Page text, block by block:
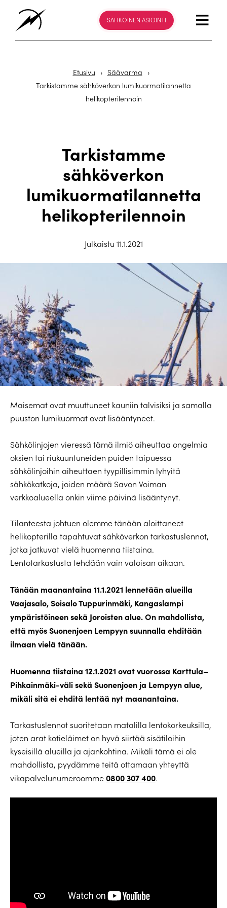
SÄHKÖINEN ASIOINTI
Etusivu › Säävarma
›
Tarkistamme sähköverkon lumikuormatilannetta
helikopterilennoin
Tarkistamme
sähköverkon
lumikuormatilannetta
helikopterilennoin
Julkaistu 11.1.2021
Maisemat ovat muuttuneet kauniin talvisiksi ja samalla
puuston lumikuormat ovat lisääntyneet.
Sähkölinjojen vieressä tämä ilmiö aiheuttaa ongelmia
oksien tai riukuuntuneiden puiden taipuessa
sähkölinjoihin aiheuttaen tyypillisimmin lyhyitä
sähkökatkoja, joiden määrä Savon Voiman
verkkoalueella onkin viime päivinä lisääntynyt.
Tilanteesta johtuen olemme tänään aloittaneet
helikopterilla tapahtuvat sähköverkon tarkastuslennot,
jotka jatkuvat vielä huomenna tiistaina.
Lentotarkastusta tehdään vain valoisan aikaan.
Tänään maanantaina 11.1.2021 lennetään alueilla
Vaajasalo, Soisalo Tuppurinmäki, Kangaslampi
ympäristöineen sekä Joroisten alue. On mahdollista,
että myös Suonenjoen Lempyyn suunnalla ehditään
ilmaan vielä tänään.
Huomenna tiistaina 12.1.2021 ovat vuorossa Karttula–
Pihkainmäki-väli sekä Suonenjoen ja Lempyyn alue,
mikäli sitä ei ehditä lentää nyt maanantaina.
Tarkastuslennot suoritetaan matalilla lentokorkeuksilla,
joten arat kotieläimet on hyvä siirtää sisätiloihin
kyseisillä alueilla ja ajankohtina. Mikäli tämä ei ole
mahdollista, pyydämme teitä ottamaan yhteyttä
vikapalvelunumeroomme0800 307 400.